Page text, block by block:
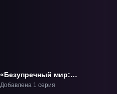
«Безупречный мир:
Небеса в огне девяти
Добавлена 1 серия